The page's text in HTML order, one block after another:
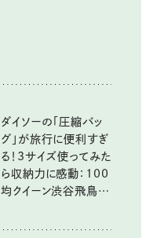
ダイソーの「圧縮バッ
グ」が旅行に便利すぎ
る！3サイズ使ってみた
ら収納力に感動：100
均クイーン渋谷飛鳥の